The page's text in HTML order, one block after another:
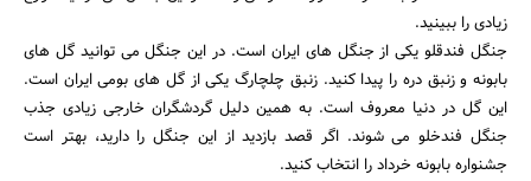
زیادی را ببینید.
جنگل فندقلو یکی از جنگل های ایران است. در این جنگل می توانید گل های
بابونه و زنبق دره را پیدا کنید. زنبق چلچارگ یکی از گل های بومی ایران است.
این گل در دنیا معروف است. به همین دلیل گردشگران خارجی زیادی جذب
جنگل فندخلو می شوند. اگر قصد بازدید از این جنگل را دارید، بهتر است
جشنواره بابونه خرداد را انتخاب کنید.